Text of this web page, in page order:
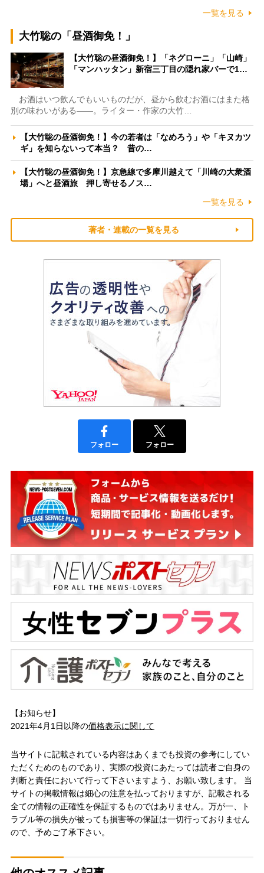
一覧を見る
大竹聡の「昼酒御免！」
【大竹聡の昼酒御免！】「ネグローニ」「山崎」
「マンハッタン」新宿三丁目の隠れ家バーで1…
お酒はいつ飲んでもいいものだが、昼から飲むお酒にはまた格
別の味わいがある――。ライター・作家の大竹…
【大竹聡の昼酒御免！】今の若者は「なめろう」や「キヌカツ
ギ」を知らないって本当？ 昔の…
【大竹聡の昼酒御免！】京急線で多摩川越えて「川崎の大衆酒
場」へと昼酒旅 押し寄せるノス…
一覧を見る
著者・連載の一覧を見る
フォロー フォロー
【お知らせ】
2021年4月1日以降の価格表示に関して
当サイトに記載されている内容はあくまでも投資の参考にしてい
ただくためのものであり、実際の投資にあたっては読者ご自身の
判断と責任において行って下さいますよう、お願い致します。 当
サイトの掲載情報は細心の注意を払っておりますが、記載される
全ての情報の正確性を保証するものではありません。万が一、ト
ラブル等の損失が被っても損害等の保証は一切行っておりません
ので、予めご了承下さい。